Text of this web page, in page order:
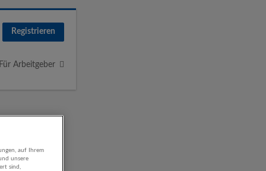
Registrieren
Für Arbeitgeber
auf Ihrem
unsere
sind,